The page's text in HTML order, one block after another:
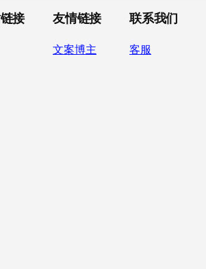
接 友情链接
文案博主
联系我们
客服